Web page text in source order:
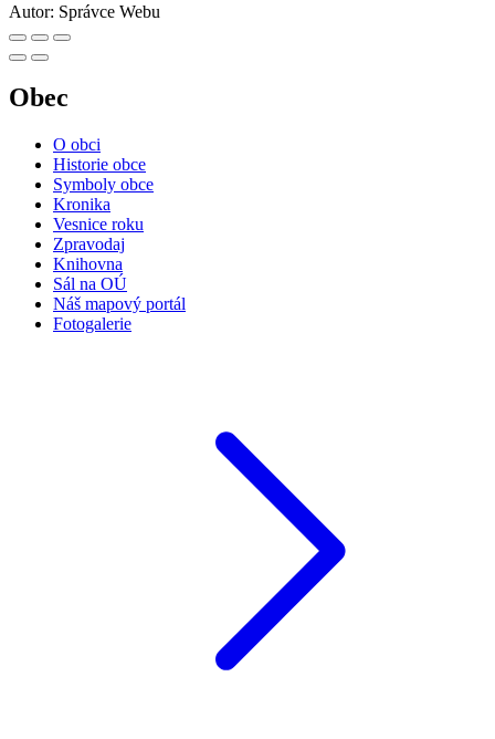
Autor: Správce Webu
Obec
O obci
Historie obce
Symboly obce
Kronika
Vesnice roku
Zpravodaj
Knihovna
Sál na OÚ
Náš mapový portál
Fotogalerie